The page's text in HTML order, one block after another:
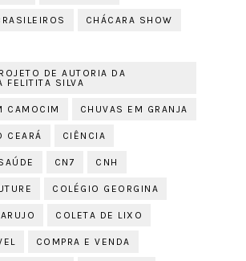
CHÁCARA SHOW
DE AUTORIA DA
FELITITA SILVA
CAMOCIM CHUVAS EM GRANJA
CEARÁ CIÊNCIA
CN7 CNH
COLÉGIO GEORGINA
COLETA DE LIXO
COMPRA E VENDA